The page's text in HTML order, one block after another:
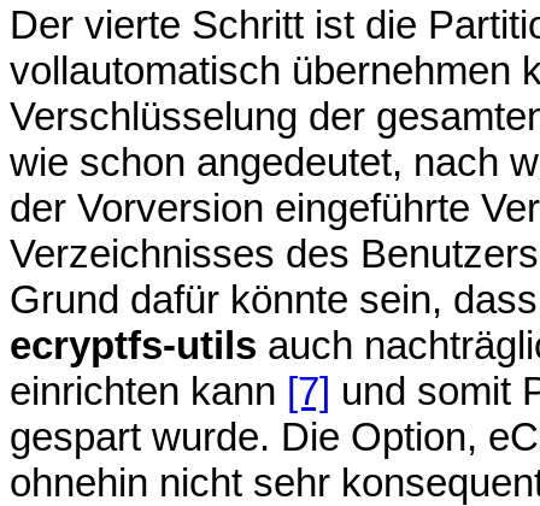
Der vierte Schritt ist die
vollautomatisch übernehmen
Verschlüsselung der
wie schon angedeutet, nach
der Vorversion eingeführte
Verzeichnisses des
Grund dafür könnte sein,
ecryptfs-utils auch
einrichten kann [7] und somit
gespart wurde. Die Option,
ohnehin nicht sehr